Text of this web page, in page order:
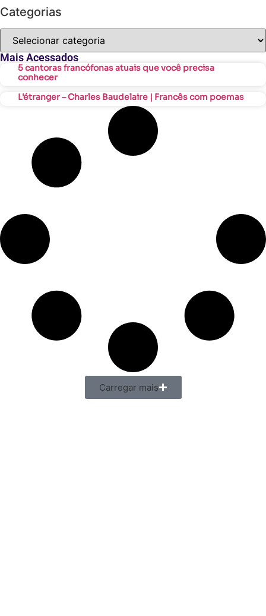
Categorias
Mais Acessados
5 cantoras francófonas atuais que você precisa
conhecer
L’étranger – Charles Baudelaire | Francês com poemas
Carregar mais